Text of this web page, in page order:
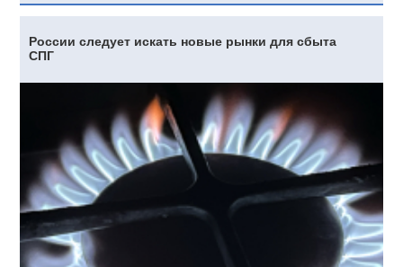
России следует искать новые рынки для сбыта
СПГ